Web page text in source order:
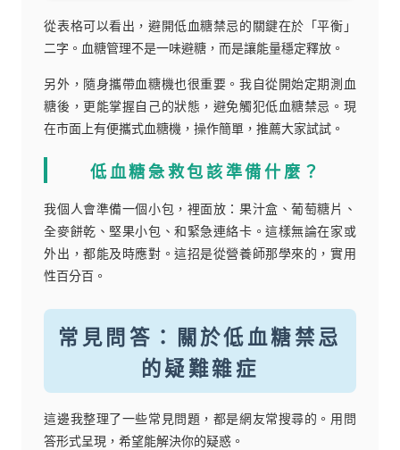
從表格可以看出，避開低血糖禁忌的關鍵在於「平衡」
二字。血糖管理不是一味避糖，而是讓能量穩定釋放。
另外，隨身攜帶血糖機也很重要。我自從開始定期測血
糖後，更能掌握自己的狀態，避免觸犯低血糖禁忌。現
在市面上有便攜式血糖機，操作簡單，推薦大家試試。
低血糖急救包該準備什麼？
我個人會準備一個小包，裡面放：果汁盒、葡萄糖片、
全麥餅乾、堅果小包、和緊急連絡卡。這樣無論在家或
外出，都能及時應對。這招是從營養師那學來的，實用
性百分百。
常見問答：關於低血糖禁忌
的疑難雜症
這邊我整理了一些常見問題，都是網友常搜尋的。用問
答形式呈現，希望能解決你的疑惑。